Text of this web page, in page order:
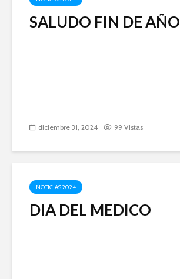
SALUDO FIN DE AÑO
diciembre 31, 2024 99 Vistas
NOTICIAS 2024
DIA DEL MEDICO